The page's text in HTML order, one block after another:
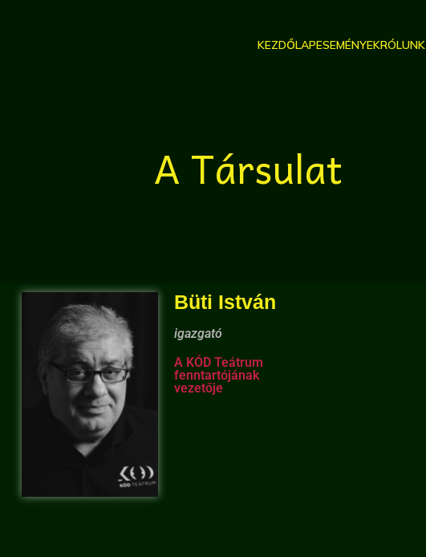
KEZDŐLAPESEMÉNYEKRÓLUNK
A Társulat
Büti István
igazgató
A KÓD Teátrum
fenntartójának
vezetője